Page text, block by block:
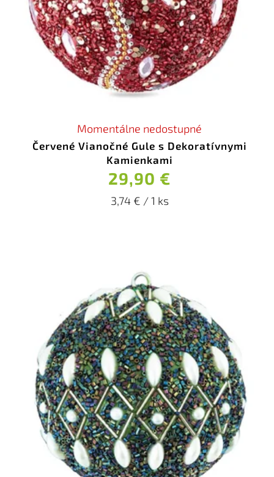
Červené Vianočné Gule s Dekoratívnymi
Kamienkami
Momentálne nedostupné
29,90 €
3,74 € / 1 ks